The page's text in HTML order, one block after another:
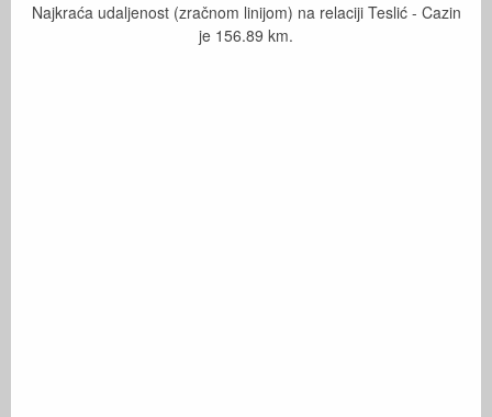
Najkraća udaljenost (zračnom linijom) na relaciji Teslić - Cazin
je 156.89 km.